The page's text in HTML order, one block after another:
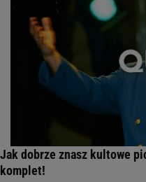
Jak dobrze znasz kultowe
komplet!